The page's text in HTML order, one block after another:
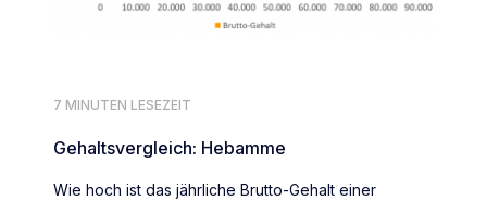
7 MINUTEN LESEZEIT
Gehaltsvergleich: Hebamme
Wie hoch ist das jährliche Brutto-Gehalt einer